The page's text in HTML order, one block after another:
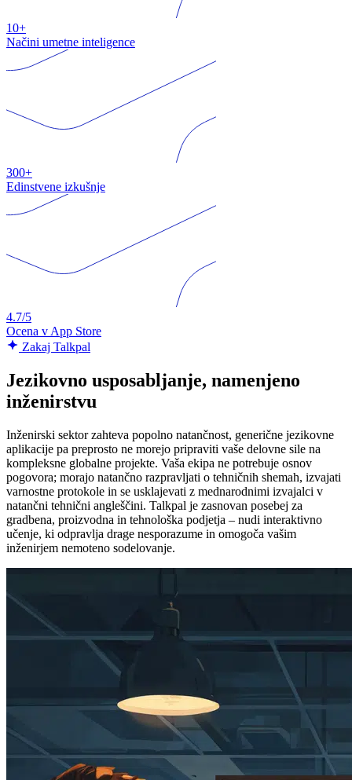
10+
Načini umetne inteligence
300+
Edinstvene izkušnje
4.7/5
Ocena v App Store
Zakaj Talkpal
Jezikovno usposabljanje, namenjeno
inženirstvu
Inženirski sektor zahteva popolno natančnost, generične jezikovne
aplikacije pa preprosto ne morejo pripraviti vaše delovne sile na
kompleksne globalne projekte. Vaša ekipa ne potrebuje osnov
pogovora; morajo natančno razpravljati o tehničnih shemah, izvajati
varnostne protokole in se usklajevati z mednarodnimi izvajalci v
natančni tehnični angleščini. Talkpal je zasnovan posebej za
gradbena, proizvodna in tehnološka podjetja – nudi interaktivno
učenje, ki odpravlja drage nesporazume in omogoča vašim
inženirjem nemoteno sodelovanje.